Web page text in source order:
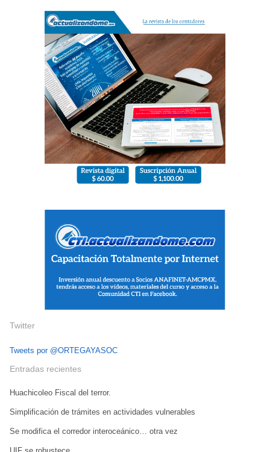
Twitter
Tweets por @ORTEGAYASOC
Entradas recientes
Huachicoleo Fiscal del terror.
Simplificación de trámites en actividades vulnerables
Se modifica el corredor interoceánico… otra vez